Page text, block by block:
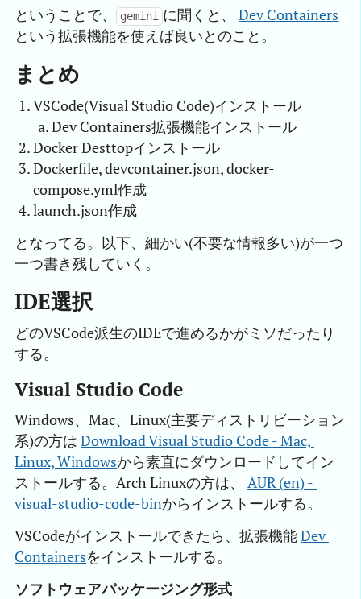
ということで、
gemini に聞くと、Dev Containers
という拡張機能を使えば良いとのこと。
まとめ
VSCode(Visual Studio Code)インストール
Dev Containers拡張機能インストール
Docker Desttopインストール
Dockerfile, devcontainer.json, docker-
compose.yml作成
launch.json作成
となってる。以下、細かい(不要な情報多い)が一つ
一つ書き残していく。
IDE選択
どのVSCode派生のIDEで進めるかがミソだったり
する。
Visual Studio Code
Windows、Mac、Linux(主要ディストリビーション
系)の方は Download Visual Studio Code - Mac,
Linux, Windowsから素直にダウンロードしてイン
ストールする。Arch Linuxの方は、 AUR (en) -
visual-studio-code-binからインストールする。
VSCodeがインストールできたら、拡張機能Dev
Containersをインストールする。
ソフトウェアパッケージング形式